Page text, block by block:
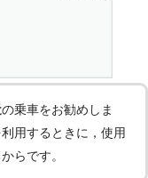
の乗車をお勧めしま
用するときに，使用
らです。